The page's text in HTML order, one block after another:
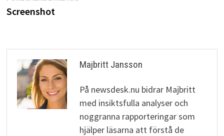
Screenshot
Majbritt Jansson
På newsdesk.nu bidrar Majbritt
med insiktsfulla analyser och
noggranna rapporteringar som
hjälper läsarna att förstå de